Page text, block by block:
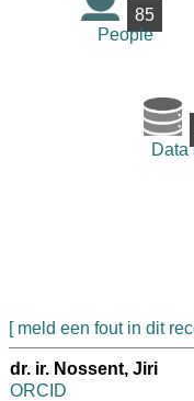
85
People
Data
[ meld een fout in dit
dr. ir. Nossent, Jiri
ORCID